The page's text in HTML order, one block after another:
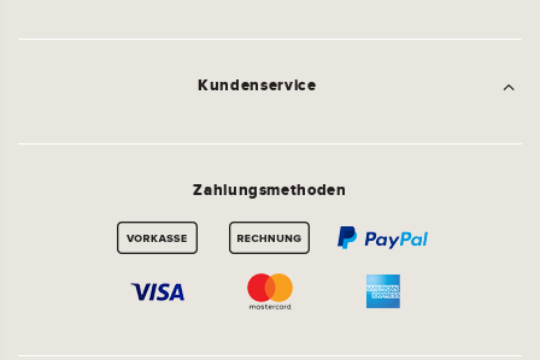
Kundenservice
Zahlungsmethoden